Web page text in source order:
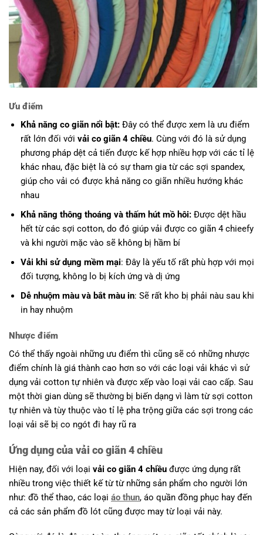
Ưu điểm
Khả năng co giãn nổi bật:Đây có thể được xem là ưu điểm
rất lớn đối với vải co giãn 4 chiều. Cùng với đó là sử dụng
phương pháp dệt cả tiến được kế hợp nhiều hợp với các tỉ lệ
khác nhau, đặc biệt là có sự tham gia từ các sợi spandex,
giúp cho vải có được khả năng co giãn nhiều hướng khác
nhau
Khả năng thông thoáng và thấm hút mồ hôi:Được dệt hầu
hết từ các sợi cotton, do đó giúp vải được co giãn 4 chieefy
và khi người mặc vào sẽ không bị hầm bí
Vải khi sử dụng mềm mại: Đây là yếu tố rất phù hợp với mọi
đối tượng, không lo bị kích ứng và dị ứng
Dễ nhuộm màu và bắt màu in: Sẽ rất kho bị phải nàu sau khi
in hay nhuộm
Nhược điểm
Có thể thấy ngoài những ưu điểm thì cũng sẽ có những nhược
điểm chính là giá thành cao hơn so với các loại vải khác vì sử
dụng vải cotton tự nhiên và được xếp vào loại vải cao cấp. Sau
một thời gian dùng sẽ thường bị biến dạng vì làm từ sợi cotton
tự nhiên và tùy thuộc vào tỉ lệ pha trộng giữa các sợi trong các
loại vải sẽ bị co ngót đi hay rũ ra
Ứng dụng của vải co giãn 4 chiều
Hiện nay, đối với loại vải co giãn 4 chiều được ứng dụng rất
nhiều trong việc thiết kế từ từ những sản phẩm cho người lớn
như: đồ thể thao, các loại áo thun, áo quần đồng phục hay đến
cả các sản phẩm đồ lót cũng được may từ loại vải này.